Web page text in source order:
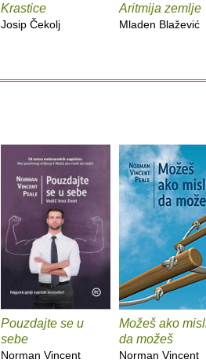
Krastice
Josip Čekolj
Aritmija zemlje
Mladen Blažević
Pouzdajte se u
sebe
Norman Vincent
Možeš ako
da možeš
Norman Vincent